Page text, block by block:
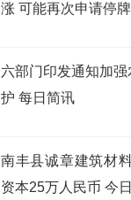
涨 可能再次申请停
六部门印发通知加
护 每日简讯
南丰县诚章建筑材
资本25万人民币 今